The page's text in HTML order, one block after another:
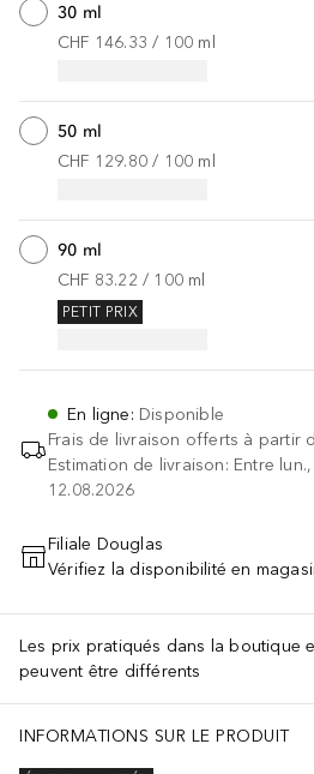
30 ml
CHF 146.33 / 100 ml
50 ml
CHF 129.80 / 100 ml
90 ml
CHF 83.22 / 100 ml
PETIT PRIX
En ligne: Disponible
Frais de livraison offerts à partir
Estimation de livraison: Entre
12.08.2026
AJOUTER AU
Filiale Douglas
Vérifiez la disponibilité en
Les prix pratiqués dans la boutique
peuvent être différents
INFORMATIONS SUR LE PRODUIT